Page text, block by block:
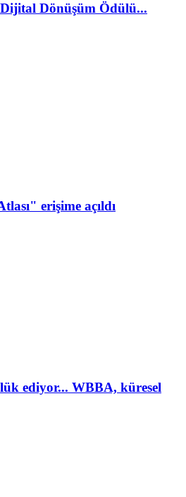
Dönüşüm Ödülü...
erişime açıldı
ediyor... WBBA, küresel